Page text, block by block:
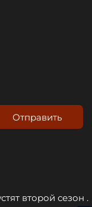
Отправить
второй сезон .